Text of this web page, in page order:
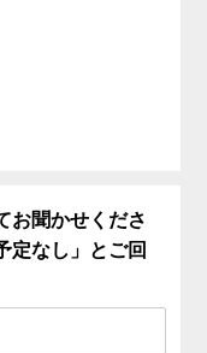
お聞かせくださ
定なし」とご回